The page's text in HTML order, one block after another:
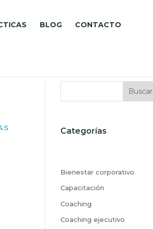
BLOG CONTACTO
Buscar
Categorías
Bienestar corporativo
Capacitación
Coaching
Coaching ejecutivo